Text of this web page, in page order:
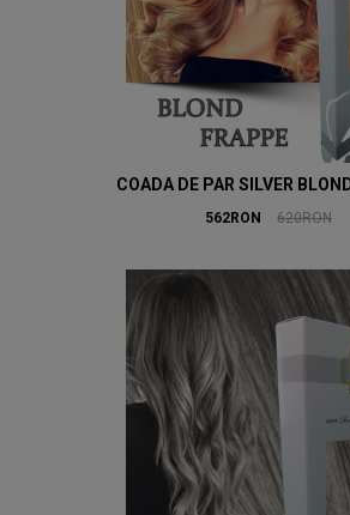
COADA DE PAR SILVER
562RON 620RON